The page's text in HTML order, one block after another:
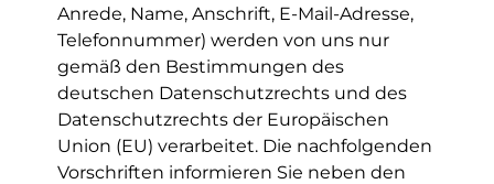
Anrede, Name, Anschrift, E-Mail-Adresse,
Telefonnummer) werden von uns nur
gemäß den Bestimmungen des
deutschen Datenschutzrechts und des
Datenschutzrechts der Europäischen
Union (EU) verarbeitet. Die nachfolgenden
Vorschriften informieren Sie neben den